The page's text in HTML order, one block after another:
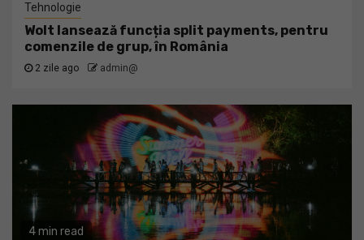
Tehnologie
Wolt lansează funcția split payments, pentru
comenzile de grup, în România
2 zile ago admin@
4 min read